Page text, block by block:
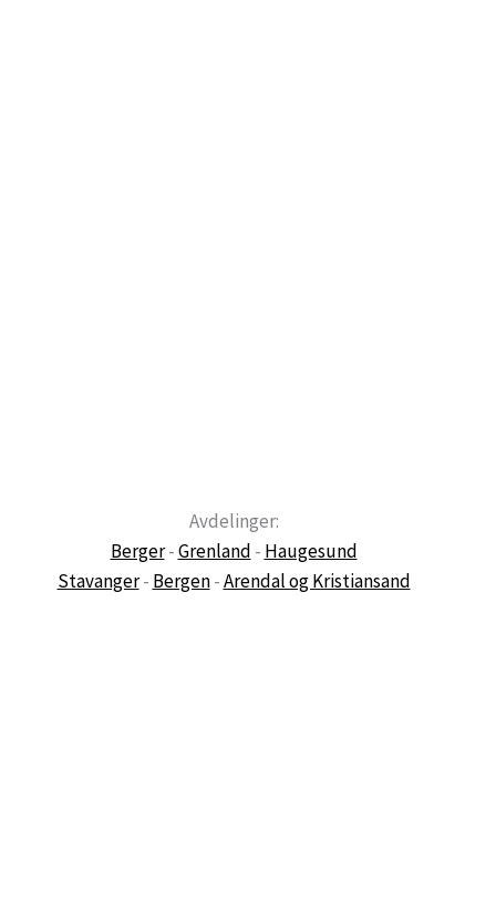
Avdelinger:
Berger-Grenland - Haugesund
Stavanger- Bergen-Arendal og Kristiansand